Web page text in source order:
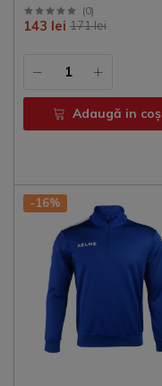
Kelme
(0)
171 lei
143 lei
Adaugă in coş
-16%